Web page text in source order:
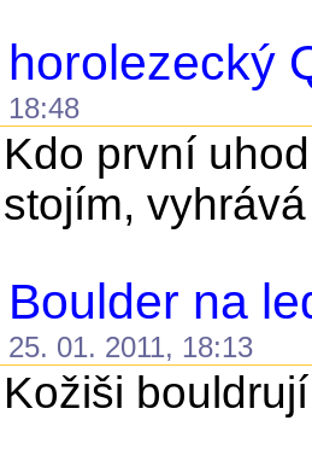
horolezecký
18:48
Kdo první
stojím,
Boulder na
25. 01. 2011, 18:13
Kožiši